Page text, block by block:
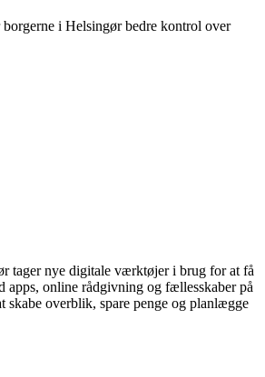
i Helsingør bedre kontrol over
tager nye digitale værktøjer i brug for at få
apps, online rådgivning og fællesskaber på
skabe overblik, spare penge og planlægge